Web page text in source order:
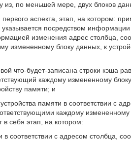
из, по меньшей мере, двух блоков
аспекта, этап, на котором:
посредством
изменения адрес столбца,
измененному блоку данных, к
что-будет-записана строки кэша
каждому измененному
памяти; и
памяти в соответствии с
каждому
себя этап, на котором:
соответствии с адресом столбца,